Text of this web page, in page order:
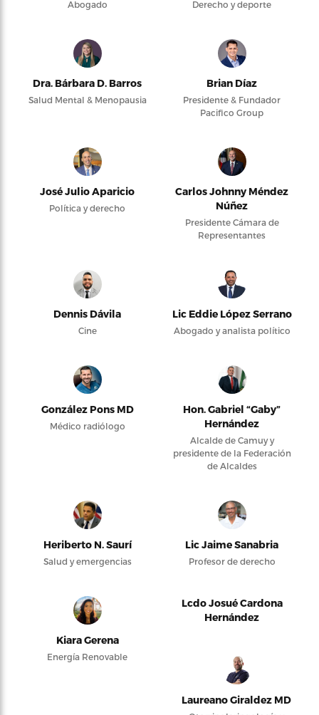
Abogado Derecho y deporte
Dra. Bárbara D. Barros
Salud Mental & Menopausia
Brian Díaz
Presidente & Fundador
Pacifico Group
José Julio Aparicio
Política y derecho
Carlos Johnny Méndez
Núñez
Presidente Cámara de
Representantes
Dennis Dávila
Cine
Lic Eddie López Serrano
Abogado y analista político
González Pons MD
Médico radiólogo
Hon. Gabriel “Gaby”
Hernández
Alcalde de Camuy y
presidente de la Federación
de Alcaldes
Heriberto N. Saurí
Salud y emergencias
Lic Jaime Sanabria
Profesor de derecho
Kiara Gerena
Energía Renovable
Lcdo Josué Cardona
Hernández
Laureano Giraldez MD